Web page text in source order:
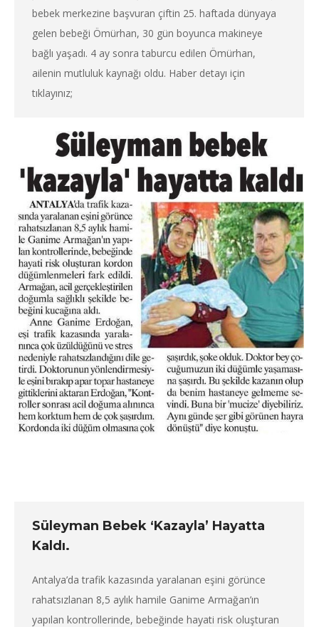
bebek merkezine başvuran çiftin 25. haftada dünyaya
gelen bebeği Ömürhan, 30 gün boyunca makineye
bağlı yaşadı. 4 ay sonra taburcu edilen Ömürhan,
ailenin mutluluk kaynağı oldu. Haber detayı için
tıklayınız;
Süleyman Bebek ‘Kazayla’ Hayatta
Kaldı.
Antalya’da trafik kazasında yaralanan eşini görünce
rahatsızlanan 8,5 aylık hamile Ganime Armağan’ın
yapılan kontrollerinde, bebeğinde hayati risk oluşturan